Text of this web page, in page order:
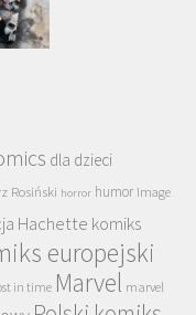
dla dzieci
Rosiński horror humor Image
Hachette komiks
europejski
in time Marvel marvel